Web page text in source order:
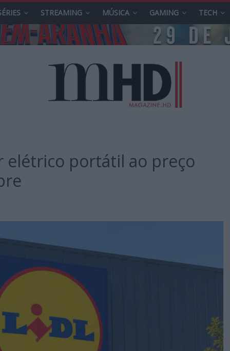
STREAMING MÚSICA GAMING TECH
elétrico portátil ao preço